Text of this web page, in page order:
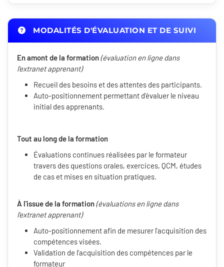
MODALITÉS D'ÉVALUATION ET DE SUIVI
En amont de la formation(évaluation en ligne dans
l'extranet apprenant)
Recueil des besoins et des attentes des participants.
Auto-positionnement permettant d'évaluer le niveau
initial des apprenants.
Tout au long de la formation
Évaluations continues réalisées par le formateur
travers des questions orales, exercices, QCM, études
de cas et mises en situation pratiques.
À l'issue de la formation(évaluations en ligne dans
l'extranet apprenant)
Auto-positionnement afin de mesurer l'acquisition des
compétences visées.
Validation de l'acquisition des compétences par le
formateur